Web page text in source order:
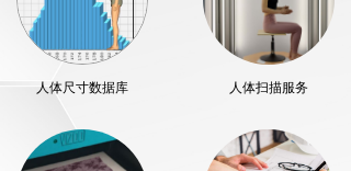
人体扫描服务
人体尺寸数据库